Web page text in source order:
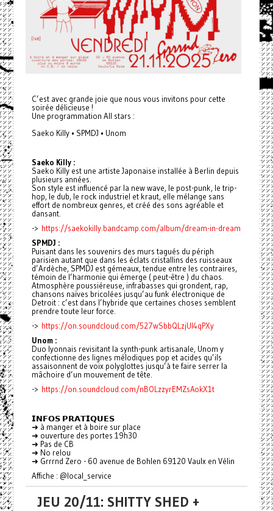
C’est avec grande joie que nous vous invitons pour cette
soirée délicieuse !
Une programmation All stars :
Saeko Killy • SPMDJ • Unom
Saeko Killy :
Saeko Killy est une artiste Japonaise installée à Berlin depuis
plusieurs années.
Son style est influencé par la new wave, le post-punk, le trip-
hop, le dub, le rock industriel et kraut, elle mélange sans
effort de nombreux genres, et créé des sons agréable et
dansant.
-> https://saekokilly.bandcamp.com/album/dream-in-dream
SPMDJ :
Puisant dans les souvenirs des murs tagués du périph
parisien autant que dans les éclats cristallins des ruisseaux
d’Ardèche, SPMDJ est gémeaux, tendue entre les contraires,
témoin de l’harmonie qui émerge ( peut-être ) du chaos.
Atmosphère poussiéreuse, infrabasses qui grondent, rap,
chansons naïves bricolées jusqu’au funk électronique de
Detroit : c’est dans l’hybride que certaines choses semblent
prendre toute leur force.
-> https://on.soundcloud.com/527wSbbQLzjUI4qPXy
Unom :
Duo lyonnais revisitant la synth-punk artisanale, Unom y
confectionne des lignes mélodiques pop et acides qu’ils
assaisonnent de voix polyglottes jusqu’à te faire serrer la
mâchoire d’un mouvement de tête.
-> https://on.soundcloud.com/nBOLzzyrEMZsAokX1t
𝗜𝗡𝗙𝗢𝗦 𝗣𝗥𝗔𝗧𝗜𝗤𝗨𝗘𝗦
➜ à manger et à boire sur place
➜ ouverture des portes 19h30
➜ Pas de CB
➜ No relou
➜ Grrrnd Zero - 60 avenue de Bohlen 69120 Vaulx en Vélin
Affiche : @local_service
JEU 20/11: SHITTY SHED +